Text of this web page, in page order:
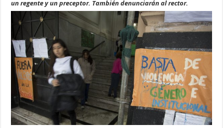
un regente y un preceptor. También denunciarán al rector.